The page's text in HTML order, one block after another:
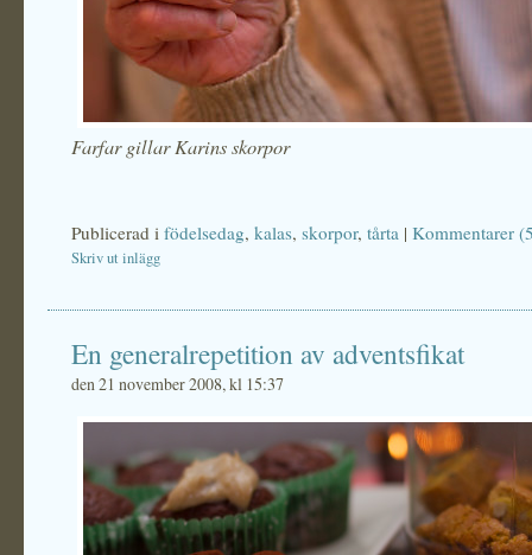
Farfar gillar Karins skorpor
Publicerad i födelsedag, kalas, skorpor, tårta | Kommentarer
Skriv ut inlägg
En generalrepetition av adventsfikat
den 21 november 2008, kl 15:37